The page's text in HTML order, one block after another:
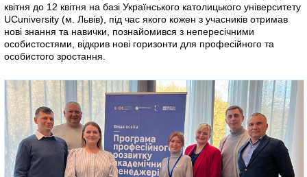
квітня до 12 квітня на базі Українського католицького університету
UCuniversity (м. Львів), під час якого кожен з учасників отримав
нові знання та навички, познайомився з непересічними
особистостями, відкрив нові горизонти для професійного та
особистого зростання.